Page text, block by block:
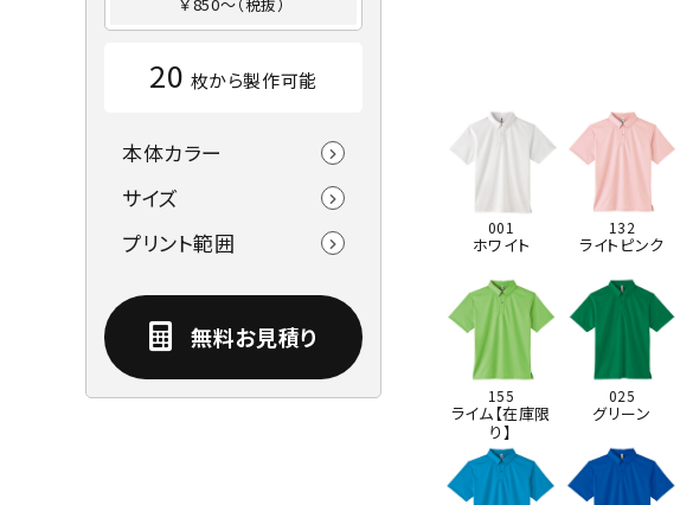
20 枚から製作可能
本体カラー
サイズ
プリント範囲
無料お見積り
001
ホワイト
132
ライトピンク
155
ライム【在庫限
り】
025
グリーン